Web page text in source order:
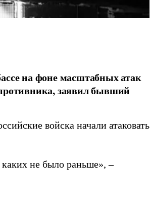
на фоне масштабных атак
заявил бывший
войска начали атаковать
не было раньше», –